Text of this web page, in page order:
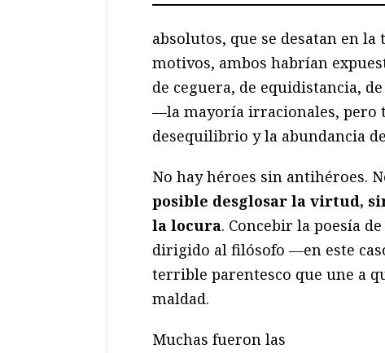
absolutos, que se desatan en
motivos, ambos habrían
de ceguera, de equidistancia,
—la mayoría irracionales, pero
desequilibrio y la abundancia
No hay héroes sin antihéroes.
posible desglosar la virtud,
la locura. Concebir la poesía
dirigido al filósofo —en este
terrible parentesco que une a
maldad.
Muchas fueron las